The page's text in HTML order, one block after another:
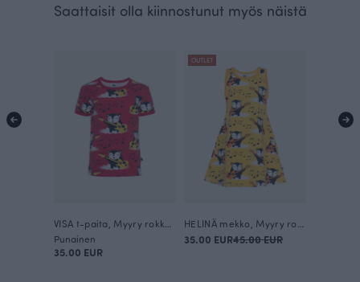
Saattaisit olla kiinnostunut myös näistä
VISA t-paita, Myyry rokkaa
Punainen
35.00 EUR
OUTLET
HELINÄ mekko, Myyry rokkaa
35.00 EUR45.00 EUR